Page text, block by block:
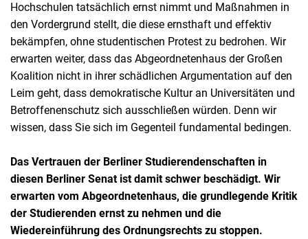
Hochschulen tatsächlich ernst nimmt und Maßnahmen in
den Vordergrund stellt, die diese ernsthaft und effektiv
bekämpfen, ohne studentischen Protest zu bedrohen. Wir
erwarten weiter, dass das Abgeordnetenhaus der Großen
Koalition nicht in ihrer schädlichen Argumentation auf den
Leim geht, dass demokratische Kultur an Universitäten und
Betroffenenschutz sich ausschließen würden. Denn wir
wissen, dass Sie sich im Gegenteil fundamental bedingen.
Das Vertrauen der Berliner Studierendenschaften in
diesen Berliner Senat ist damit schwer beschädigt. Wir
erwarten vom Abgeordnetenhaus, die grundlegende Kritik
der Studierenden ernst zu nehmen und die
Wiedereinführung des Ordnungsrechts zu stoppen.